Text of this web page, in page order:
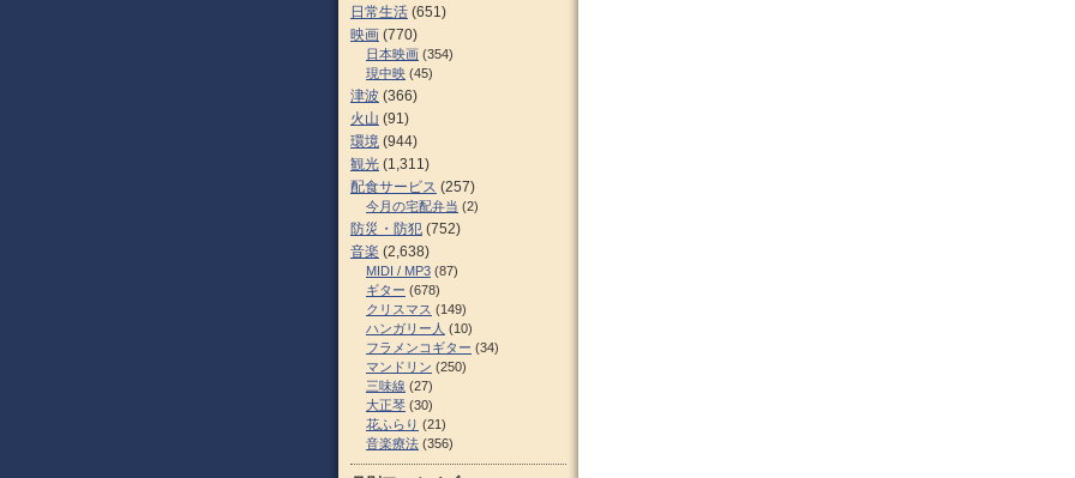
日常生活 (651)
映画 (770)
日本映画 (354)
現中映 (45)
津波 (366)
火山 (91)
環境 (944)
観光 (1,311)
配食サービス (257)
今月の宅配弁当 (2)
防災・防犯 (752)
音楽 (2,638)
MIDI / MP3 (87)
ギター (678)
クリスマス (149)
ハンガリー人 (10)
フラメンコギター (34)
マンドリン (250)
三味線 (27)
大正琴 (30)
花ふらり (21)
音楽療法 (356)